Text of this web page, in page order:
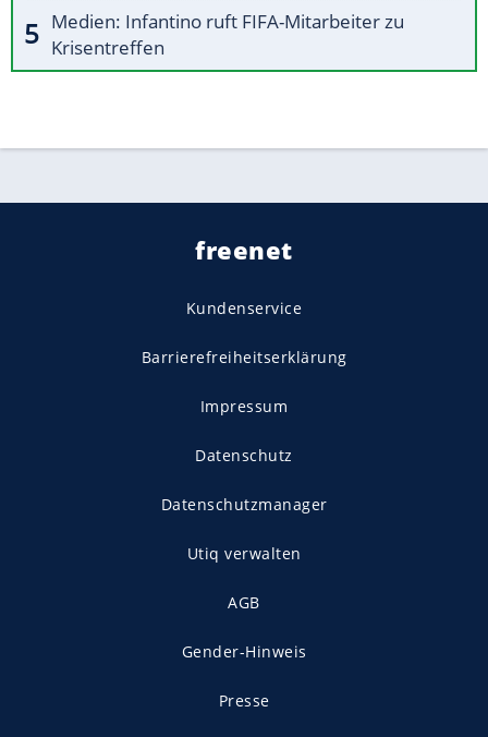
Medien: Infantino ruft FIFA-Mitarbeiter zu
Krisentreffen
freenet
Kundenservice
Barrierefreiheitserklärung
Impressum
Datenschutz
Datenschutzmanager
Utiq verwalten
AGB
Gender-Hinweis
Presse